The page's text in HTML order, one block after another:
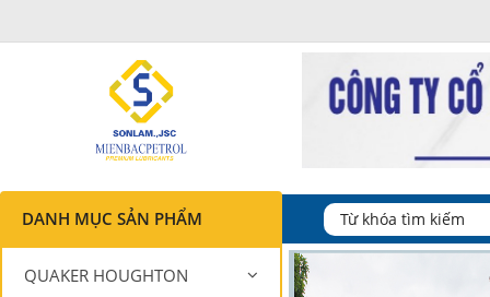
DANH MỤC SẢN PHẨM
QUAKER HOUGHTON